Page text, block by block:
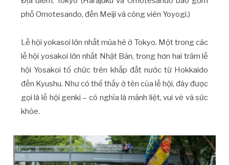
phố Omotesando, đền Meiji và công viên Yoyogi.)
Lễ hội yokasoi lớn nhất mùa hè ở Tokyo. Một trong các
lễ hội yosakoi lớn nhất Nhật Bản, trong hơn hai trăm lễ
hội Yosakoi tổ chức trên khắp đất nước từ Hokkaido
đến Kyushu. Như có thể thấy ở tên của lễ hội, đây được
gọi là lễ hội genki – có nghĩa là mãnh liệt, vui vẻ và sức
khỏe.